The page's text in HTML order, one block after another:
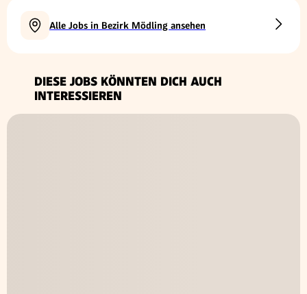
Alle Jobs in Bezirk Mödling ansehen
DIESE JOBS KÖNNTEN DICH AUCH
INTERESSIEREN